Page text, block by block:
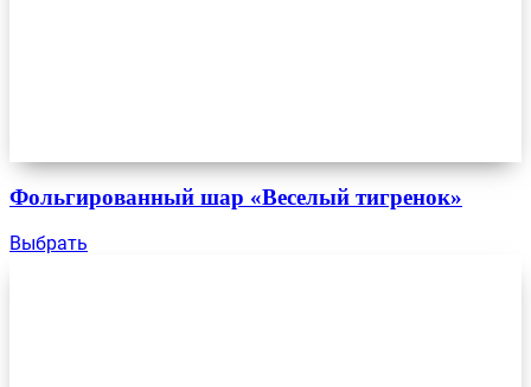
Фольгированный шар «Веселый тигренок»
Выбрать